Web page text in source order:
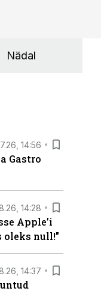
Nädal
14:56
Gastro
14:28
Apple’i
oleks null!”
14:37